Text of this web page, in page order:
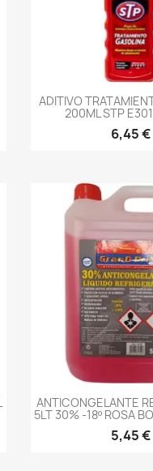
-->
ADITIVO
200ML STP
6,45 €
-->
ANTICONGELANTE
5LT 30% -18º ROSA
5,45 €